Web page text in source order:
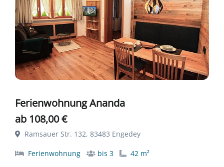
Ferienwohnung Ananda
ab 108,00 €
Ramsauer Str. 132, 83483 Engedey
Ferienwohnung bis 3
42 m²